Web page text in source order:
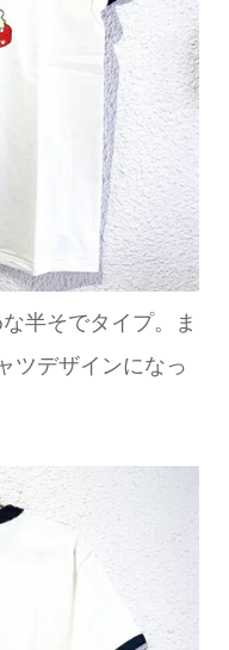
半そでタイプ。ま
ツデザインになっ